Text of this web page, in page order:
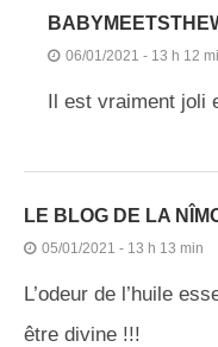
06/01/2021 - 13 h 12
Il est vraiment joli
LE BLOG DE LA
05/01/2021 - 13 h 13 min
L’odeur de l’huile
être divine !!!